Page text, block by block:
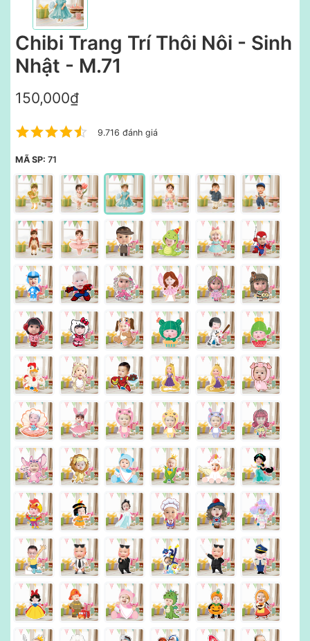
Chibi Trang Trí Thôi Nôi - Sinh
Nhật - M.71
150,000₫
9.716 đánh giá
MÃ SP: 71